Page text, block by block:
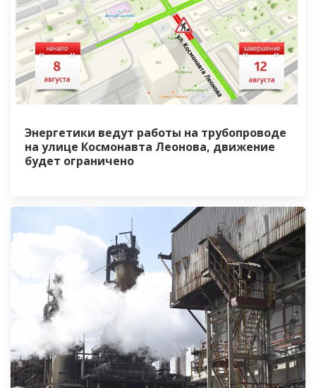
Энергетики ведут работы на трубопроводе
на улице Космонавта Леонова, движение
будет ограничено